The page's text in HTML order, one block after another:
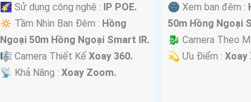
🌠 Sử dụng công nghệ : IP POE.
🔅 Tầm Nhìn Ban Đêm : Hồng
Ngoại 50m Hồng Ngoại Smart IR.
🎼️ Camera Thiết Kế Xoay 360.
️📡 Khả Năng : Xoay Zoom.
🌚 Xem ban đêm :
50m Hồng Ngoại
🐉️ Camera Theo
️💫 Ưu Điểm :Xoay